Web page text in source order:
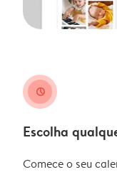
clock
Escolha
Comece o seu